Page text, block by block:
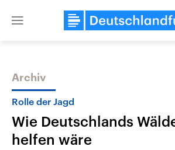
Close
Themen
Archiv
Rolle der Jagd
Wie Deutschlands
helfen wäre